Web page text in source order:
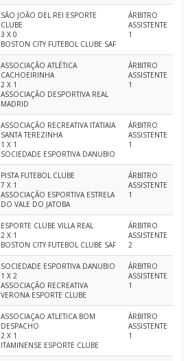
SÃO JOÃO DEL REI ESPORTE
CLUBE
3 X 0
BOSTON CITY FUTEBOL CLUBE SAF
ÁRBITRO
ASSISTENTE
1
ASSOCIAÇÃO ATLÉTICA
CACHOEIRINHA
2 X 1
ASSOCIAÇÃO DESPORTIVA REAL
MADRID
ÁRBITRO
ASSISTENTE
1
ASSOCIAÇÃO RECREATIVA ITATIAIA
SANTA TEREZINHA
1 X 1
SOCIEDADE ESPORTIVA DANUBIO
ÁRBITRO
ASSISTENTE
1
PISTA FUTEBOL CLUBE
7 X 1
ASSOCIAÇÃO ESPORTIVA ESTRELA
DO VALE DO JATOBA
ÁRBITRO
ASSISTENTE
1
ESPORTE CLUBE VILLA REAL
2 X 1
BOSTON CITY FUTEBOL CLUBE SAF
ÁRBITRO
ASSISTENTE
2
SOCIEDADE ESPORTIVA DANUBIO
1 X 2
ASSOCIAÇÃO RECREATIVA
VERONA ESPORTE CLUBE
ÁRBITRO
ASSISTENTE
1
ASSOCIAÇAO ATLETICA BOM
DESPACHO
2 X 1
ITAMINENSE ESPORTE CLUBE
ÁRBITRO
ASSISTENTE
1